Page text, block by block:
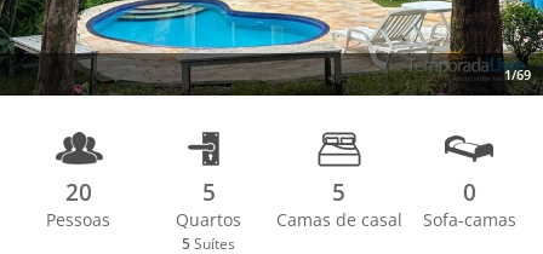
1/69
20
Pessoas
5
Quartos
5 Suítes
5
Camas de casal
0
Sofa-camas